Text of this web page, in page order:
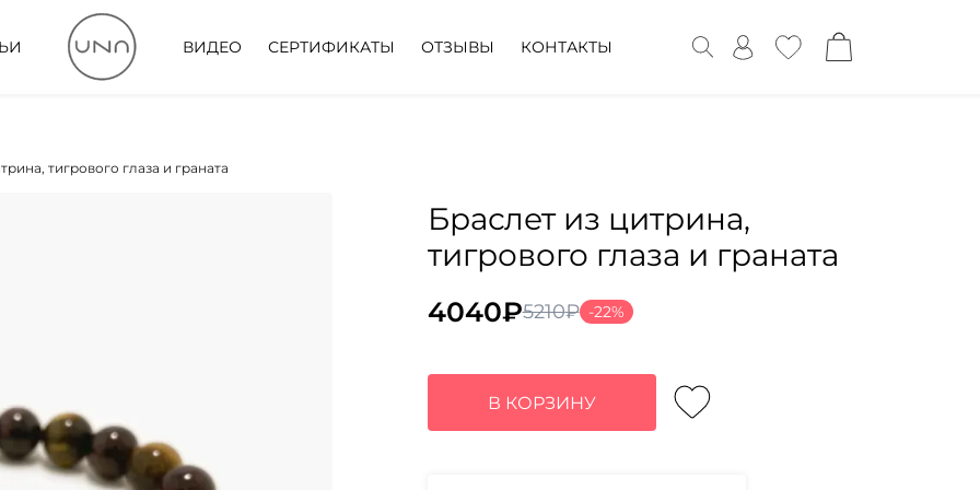
ВИДЕО СЕРТИФИКАТЫ ОТЗЫВЫ КОНТАКТЫ
тигрового глаза и граната
Браслет из цитрина,
тигрового глаза и граната
5210₽
Первоначальная
составляла
5210₽.
4040₽
Текущая
4040₽.
-22%
В КОРЗИНУ